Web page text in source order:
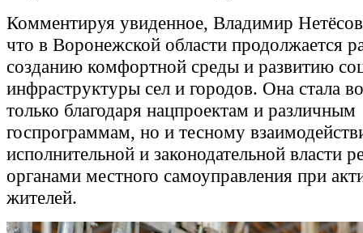
Комментируя увиденное, Владимир
что в Воронежской области продолжается
созданию комфортной среды и развитию
инфраструктуры сел и городов. Она стала
только благодаря нацпроектам и различным
госпрограммам, но и тесному
исполнительной и законодательной власти
органами местного самоуправления при
жителей.